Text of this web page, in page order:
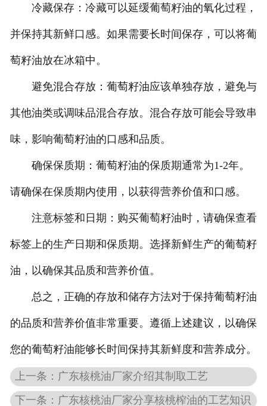
冷藏保存：冷藏可以延缓葡萄籽油的氧化过程，
并保持其新鲜口感。如果需要长时间保存，可以将葡
萄籽油放在冰箱中。
避免混合存放：葡萄籽油应该单独存放，避免与
其他油类或调味品混合存放。混合存放可能会导致串
味，影响葡萄籽油的口感和品质。
确保保质期：葡萄籽油的保质期通常为1-2年。
请确保在保质期内使用，以获得营养价值和口感。
注意标签和日期：购买葡萄籽油时，请确保查看
标签上的生产日期和保质期。选择新鲜生产的葡萄籽
油，以确保其品质和营养价值。
总之，正确的存放和储存方法对于保持葡萄籽油
的品质和营养价值非常重要。遵循上述建议，以确保
您的葡萄籽油能够长时间保持其新鲜度和营养成分。
上一条：广东核桃油厂家介绍其制取工艺
下一条：广东核桃油厂家分享核桃榨油的工艺知识